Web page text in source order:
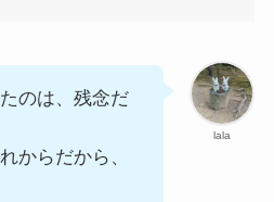
lala
のは、残念だ
からだから、